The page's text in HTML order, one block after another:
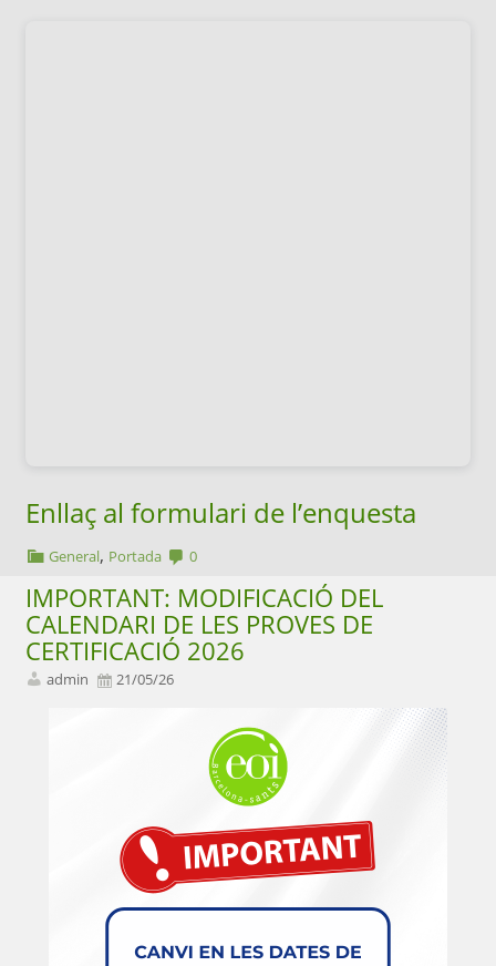
Enllaç al formulari de l’enquesta
General, Portada 0
IMPORTANT: MODIFICACIÓ DEL
CALENDARI DE LES PROVES DE
CERTIFICACIÓ 2026
admin 21/05/26